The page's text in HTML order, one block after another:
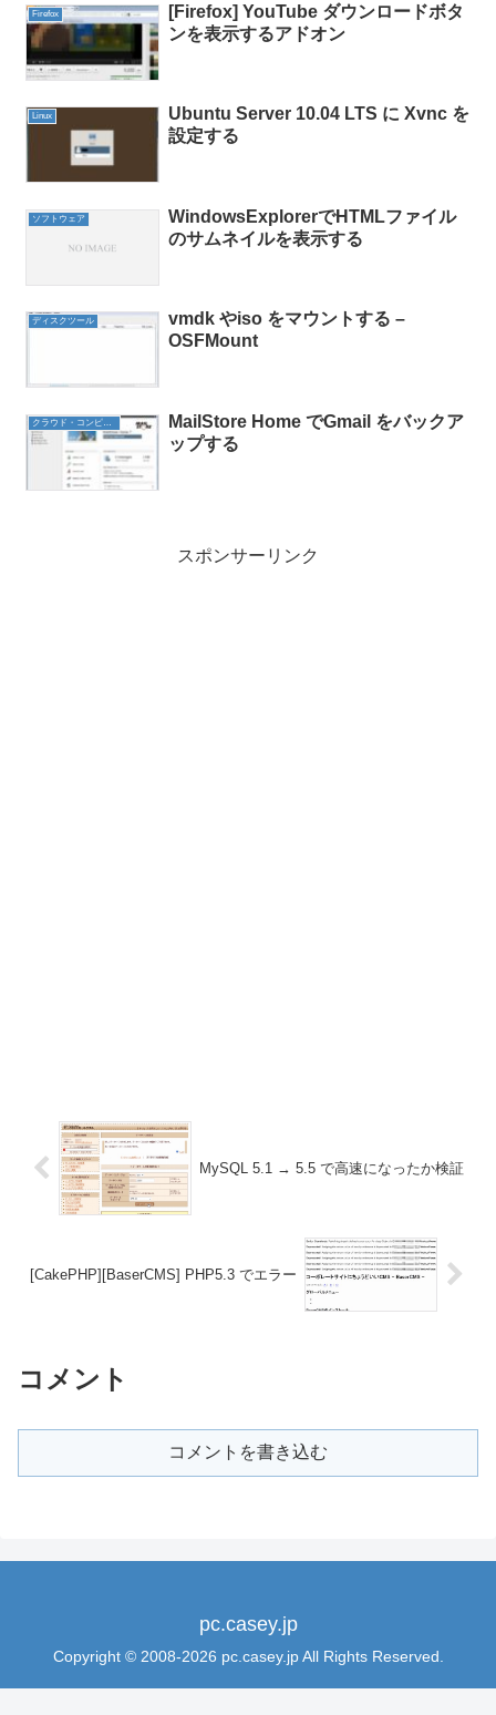
Firefox
[Firefox] YouTube ダウンロードボタ
ンを表示するアドオン
Linux
Ubuntu Server 10.04 LTS に Xvnc を
設定する
ソフトウェア
WindowsExplorerでHTMLファイル
のサムネイルを表示する
ディスクツール
vmdk やiso をマウントする –
OSFMount
クラウド・コンピューティング
MailStore Home でGmail をバックア
ップする
スポンサーリンク
MySQL 5.1 → 5.5 で高速になったか検証
[CakePHP][BaserCMS] PHP5.3 でエラー
コメント
コメントを書き込む
pc.casey.jp
Copyright © 2008-2026 pc.casey.jp All Rights Reserved.